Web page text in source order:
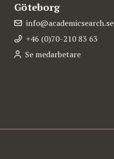
Göteborg
info@academicsearch.se
+46 (0)70-210 83 63
Se medarbetare